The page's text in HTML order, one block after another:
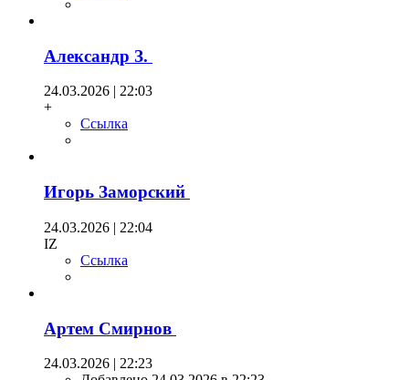
Александр З.
24.03.2026 | 22:03
+
Ссылка
Игорь Заморский
24.03.2026 | 22:04
IZ
Ссылка
Артем Смирнов
24.03.2026 | 22:23